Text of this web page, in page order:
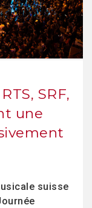
SRF,
une
suisse